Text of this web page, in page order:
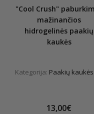
"Cool Crush"
mažinančios
hidrogelinės paakių
kaukės
Kategorija: Paakių kaukės
13,00€